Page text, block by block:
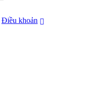
Điều khoản